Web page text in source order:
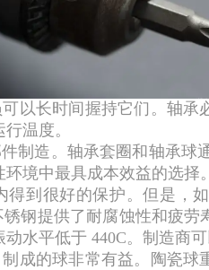
以长时间握持它们。轴
温度。
制造。轴承套圈和轴承球
境中最具成本效益的选择。
到很好的保护。但是，
钢提供了耐腐蚀性和疲
水平低于 440C。制造商
成的球非常有益。陶瓷